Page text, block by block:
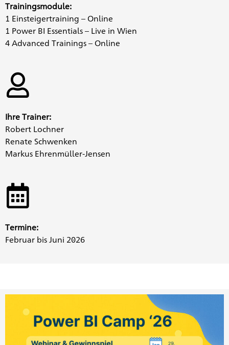
Trainingsmodule:
1 Einsteigertraining – Online
1 Power BI Essentials – Live in Wien
4 Advanced Trainings – Online
Ihre Trainer:
Robert Lochner
Renate Schwenken
Markus Ehrenmüller-Jensen
Termine:
Februar bis Juni 2026